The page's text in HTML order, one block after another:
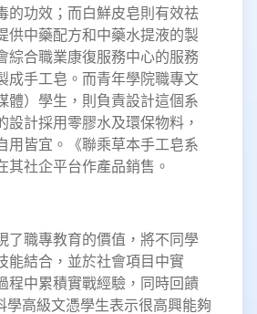
的功效；而白鮮皮皂則有效祛
供中藥配方和中藥水提液的製
綜合職業康復服務中心的服務
成手工皂。而青年學院職專文
體）學生，則負責設計這個系
設計採用零膠水及環保物料，
用皆宜。《聯乘草本手工皂系
其社企平台作產品銷售。
了職專教育的價值，將不同學
能結合，並於社會項目中實
程中累積實戰經驗，同時回饋
學高級文憑學生表示很高興能夠